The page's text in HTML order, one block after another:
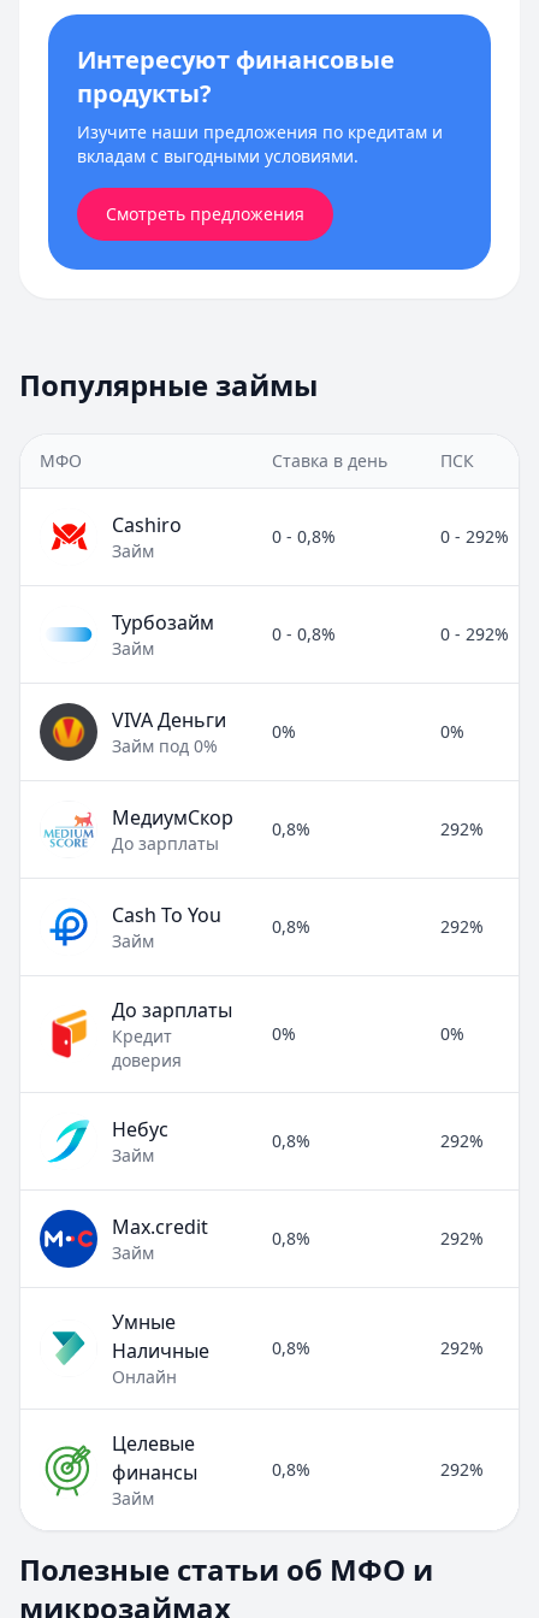
Интересуют финансовые
продукты?
Изучите наши предложения по кредитам и
вкладам с выгодными условиями.
Смотреть предложения
Популярные займы
МФО Ставка в день ПСК
Cashiro
Займ
0 - 0,8% 0 - 292%
Турбозайм
Займ
0 - 0,8% 0 - 292%
VIVA Деньги
Займ под 0%
0% 0%
МедиумСкор
До зарплаты
0,8% 292%
Cash To You
Займ
0,8% 292%
До зарплаты
Кредит
доверия
0% 0%
Небус
Займ
0,8% 292%
Max.credit
Займ
0,8% 292%
Умные
Наличные
Онлайн
0,8% 292%
Целевые
финансы
Займ
0,8% 292%
Раздел:МФО и микрозаймы. Всего статей: 8.
Займ под расписку
Полезные статьи об МФО и
микрозаймах